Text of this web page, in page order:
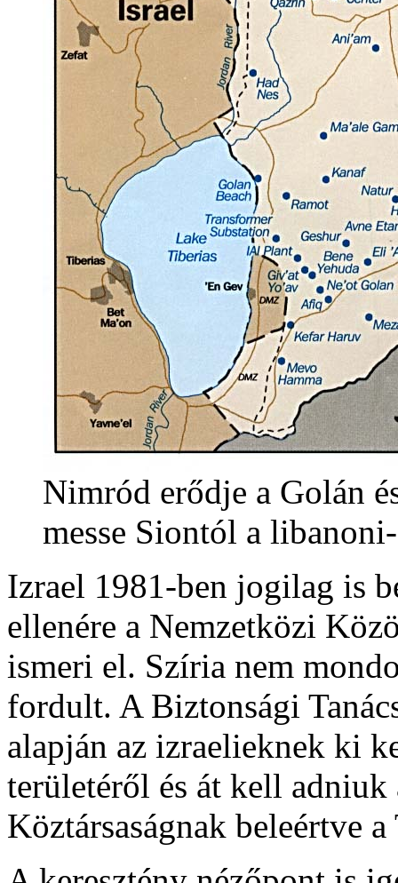
Nimród erődje a Golán
messe Siontól a
Izrael 1981-ben jogilag is
ellenére a Nemzetközi
ismeri el. Szíria nem
fordult. A Biztonsági
alapján az izraelieknek ki
területéről és át kell
Köztársaságnak beleértve